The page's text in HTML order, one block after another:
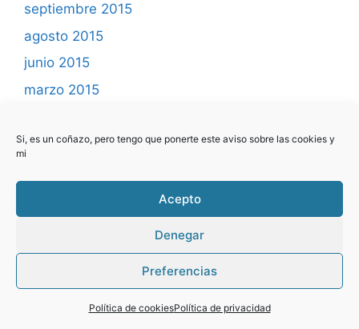
Si, es un coñazo, pero tengo que ponerte este aviso sobre las cookies y
mi
Acepto
Denegar
Preferencias
Política de cookiesPolítica de privacidad
septiembre 2015
agosto 2015
junio 2015
marzo 2015
enero 2015
septiembre 2014
marzo 2014